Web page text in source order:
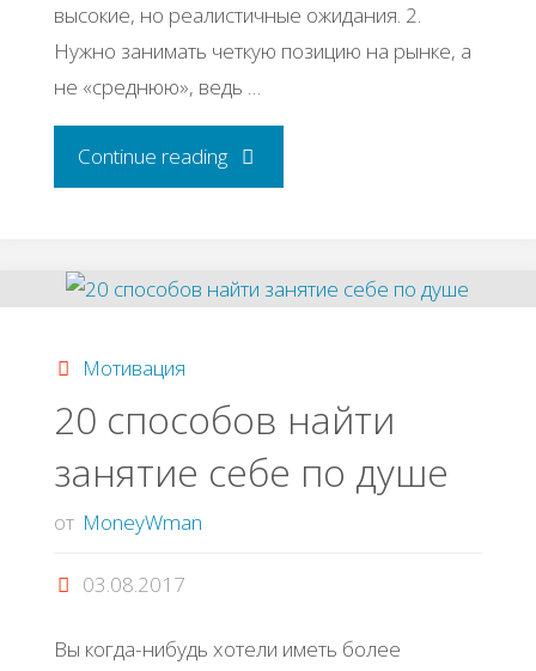
высокие, но реалистичные ожидания. 2.
Нужно занимать четкую позицию на рынке, а
не «среднюю», ведь …
Continue reading"Золотые
рынка
Мотивация
20 способов найти
занятие себе по душе
от MoneyWman
03.08.2017
Вы когда-нибудь хотели иметь более